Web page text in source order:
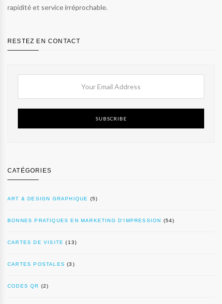
rapidité et service irréprochable.
RESTEZ EN CONTACT
SUBSCRIBE
CATÉGORIES
ART & DESIGN GRAPHIQUE (5)
BONNES PRATIQUES EN MARKETING D’IMPRESSION (54)
CARTES DE VISITE (13)
CARTES POSTALES (3)
CODES QR (2)